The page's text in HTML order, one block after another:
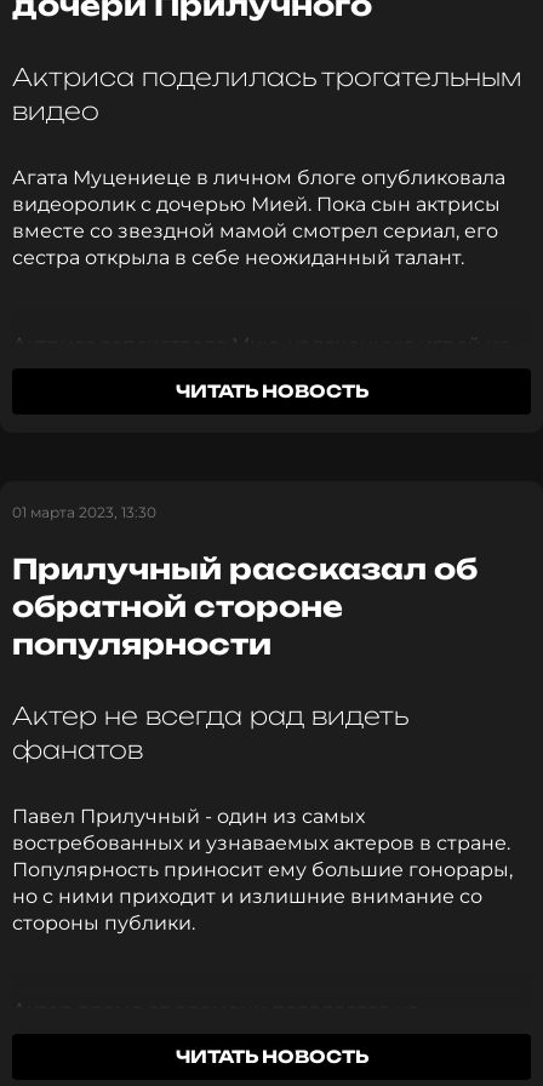
ССЫЛКА
Актриса поделилась трогательным
видео
Агата Муцениеце в личном блоге опубликовала
видеоролик с дочерью Мией. Пока сын актрисы
вместе со звездной мамой смотрел сериал, его
сестра открыла в себе неожиданный талант.
Актриса запечатлела Мию, увлеченную игрой на
гитаре. Агата иронично отметила, что до
совершенства дочери еще далеко, но все еще
аккорды, но не планирует бросать это занятие.
Агата Муцениеце и Павел Прилучный объявили о
разводе в 2020 году после 9 лет брака. Экс-
супруги поддерживают общение ради общих
детей и стараются наравне принимать участие в
Ранее мы рассказывали, как Агата и Павел
поздравили Мию с семилетием
Фото: социальные сети Агаты Муцениеце
Читайте нас в Телеграме, чтобы
оставаться в курсе событий
ЧИТАТЬ НОВОСТЬ
01 марта 2023, 13:30
Прилучный рассказал об
обратной стороне
популярности
Актер не всегда рад видеть
фанатов
Павел Прилучный - один из самых
востребованных и узнаваемых актеров в стране.
Популярность приносит ему большие гонорары,
но с ними приходит и излишние внимание со
стороны публики.
Актер время от времени появляется на
премьерах и других светских мероприятиях, но
далеко не всегда ему это дается легко. Павел не
ЧИТАТЬ НОВОСТЬ